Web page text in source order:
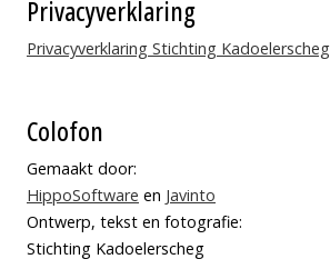
Privacyverklaring
Privacyverklaring Stichting Kadoelerscheg
Colofon
Gemaakt door:
HippoSoftware en Javinto
Ontwerp, tekst en fotografie:
Stichting Kadoelerscheg